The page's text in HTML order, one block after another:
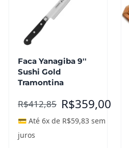
Faca Yanagiba 9''
Sushi Gold
Tramontina
R$412,85 R$359,00
💳 Até 6x de R$59,83 sem
juros